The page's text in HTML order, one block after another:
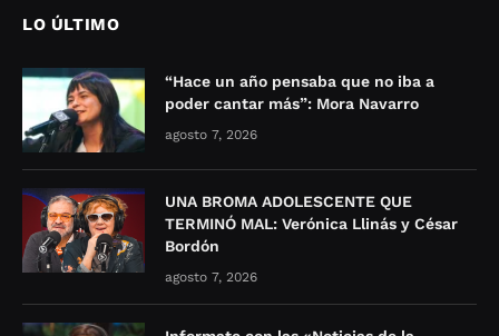
LO ÚLTIMO
“Hace un año pensaba que no iba a
poder cantar más”: Mora Navarro
agosto 7, 2026
UNA BROMA ADOLESCENTE QUE
TERMINÓ MAL: Verónica Llinás y César
Bordón
agosto 7, 2026